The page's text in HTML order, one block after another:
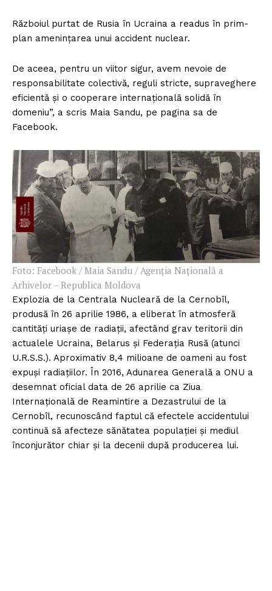
Războiul purtat de Rusia în Ucraina a readus în prim-
plan amenințarea unui accident nuclear.
De aceea, pentru un viitor sigur, avem nevoie de
responsabilitate colectivă, reguli stricte, supraveghere
eficientă și o cooperare internațională solidă în
domeniu”, a scris Maia Sandu, pe pagina sa de
Facebook.
Foto: Facebook / Maia Sandu / Agenția Națională a
Arhivelor – Republica Moldova
Explozia de la Centrala Nucleară de la Cernobîl,
produsă în 26 aprilie 1986, a eliberat în atmosferă
cantități uriașe de radiații, afectând grav teritorii din
actualele Ucraina, Belarus și Federația Rusă (atunci
U.R.S.S.). Aproximativ 8,4 milioane de oameni au fost
expuși radiațiilor. În 2016, Adunarea Generală a ONU a
desemnat oficial data de 26 aprilie ca Ziua
Internațională de Reamintire a Dezastrului de la
Cernobîl, recunoscând faptul că efectele accidentului
continuă să afecteze sănătatea populației și mediul
înconjurător chiar și la decenii după producerea lui.